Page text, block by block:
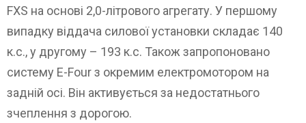
FXS на основі 2,0-літрового агрегату. У першому
випадку віддача силової установки складає 140
к.с., у другому – 193 к.с. Також запропоновано
систему E-Four з окремим електромотором на
задній осі. Він активується за недостатнього
зчеплення з дорогою.